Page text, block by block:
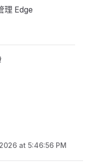
理 Edge
at 5:46:56 PM